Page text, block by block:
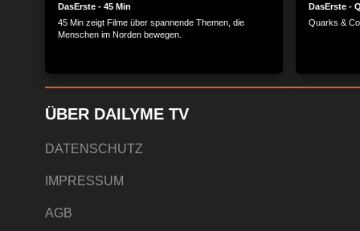
DasErste - 45 Min
45 Min zeigt Filme über spannende Themen, die
Menschen im Norden bewegen.
DasErste -
Quarks &
ÜBER DAILYME TV
DATENSCHUTZ
IMPRESSUM
AGB